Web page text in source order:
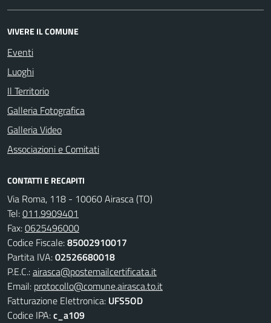
VIVERE IL COMUNE
Eventi
Luoghi
Il Territorio
Galleria Fotografica
Galleria Video
Associazioni e Comitati
CONTATTI E RECAPITI
Via Roma, 118 - 10060 Airasca (TO)
Tel:011.9909401
Fax:0625496000
Codice Fiscale:85002910017
Partita IVA:02526680018
P.E.C.:airasca@postemailcertificata.it
Email: protocollo@comune.airasca.to.it
Fatturazione Elettronica: UFS5OD
Codice IPA:c_a109